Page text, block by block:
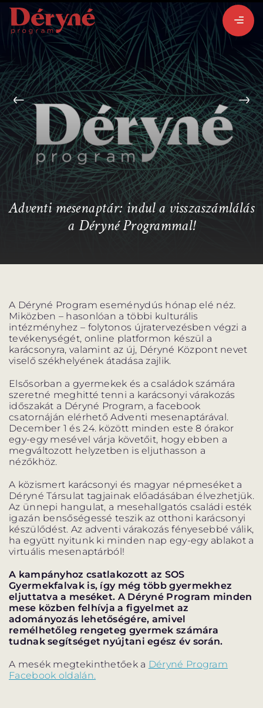
BEJELENTKEZEM
REGISZTRÁLOK
PROGRAMISMERTETŐ
ALPROGRAMOK:
VÁNDORSZÍNHÁZ DÉRYNÉ TÁRSULAT
KÖZREMŰKÖDŐK:
STÁB
SZAKMAI BIZOTTSÁG
MENTOROK
ELŐADÁSOK
ELŐADÁSOK LISTÁJA
JEGYVÁSÁRLÁS
HÍREK
GYAKORI KÉRDÉSEK
Adventi mesenaptár: indul a visszaszámlálás
a Déryné Programmal!
A Déryné Program eseménydús hónap elé néz.
Miközben – hasonlóan a többi kulturális
intézményhez – folytonos újratervezésben végzi a
tevékenységét, online platformon készül a
karácsonyra, valamint az új, Déryné Központ nevet
viselő székhelyének átadása zajlik.
Elsősorban a gyermekek és a családok számára
szeretné meghitté tenni a karácsonyi várakozás
időszakát a Déryné Program, a facebook
csatornáján elérhető Adventi mesenaptárával.
December 1 és 24. között minden este 8 órakor
egy-egy mesével várja követőit, hogy ebben a
megváltozott helyzetben is eljuthasson a
nézőkhöz.
A közismert karácsonyi és magyar népmeséket a
Déryné Társulat tagjainak előadásában élvezhetjük.
Az ünnepi hangulat, a mesehallgatós családi esték
igazán bensőségessé teszik az otthoni karácsonyi
készülődést. Az adventi várakozás fényesebbé válik,
ha együtt nyitunk ki minden nap egy-egy ablakot a
virtuális mesenaptárból!
A kampányhoz csatlakozott az SOS
Gyermekfalvak is, így még több gyermekhez
eljuttatva a meséket. A Déryné Program minden
mese közben felhívja a figyelmet az
adományozás lehetőségére, amivel
remélhetőleg rengeteg gyermek számára
tudnak segítséget nyújtani egész év során.
A mesék megtekinthetőek a Déryné Program
Facebook oldalán.